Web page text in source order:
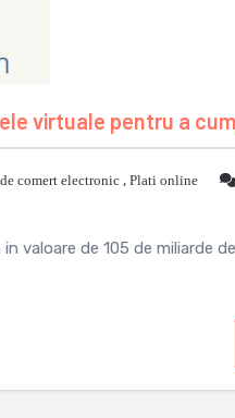
virtuale pentru a
comert electronic , Plati online
valoare de 105 de miliarde